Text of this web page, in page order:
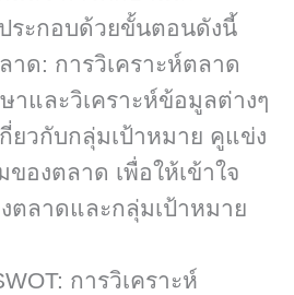
ระกอบด้วยขั้นตอนดังนี้
าด: การวิเคราะห์ตลาด
าและวิเคราะห์ข้อมูลต่างๆ
ยวกับกลุ่มเป้าหมาย คูแข่ง
องตลาด เพื่อให้เข้าใจ
ตลาดและกลุ่มเป้าหมาย
การวิเคราะห์